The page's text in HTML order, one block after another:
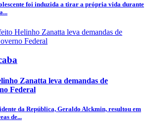
foi induzida a tirar a própria vida durante
Zanatta leva demandas de
Federal
da República, Geraldo Alckmin, resultou em
de...